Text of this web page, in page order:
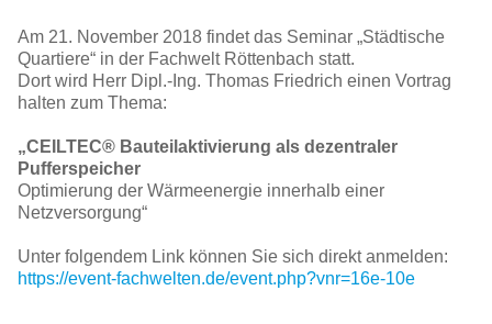
Am 21. November 2018 findet das Seminar „Städtische
Quartiere“ in der Fachwelt Röttenbach statt.
Dort wird Herr Dipl.-Ing. Thomas Friedrich einen Vortrag
halten zum Thema:
„CEILTEC® Bauteilaktivierung als dezentraler
Pufferspeicher
Optimierung der Wärmeenergie innerhalb einer
Netzversorgung“
Unter folgendem Link können Sie sich direkt anmelden:
https://event-fachwelten.de/event.php?vnr=16e-10e